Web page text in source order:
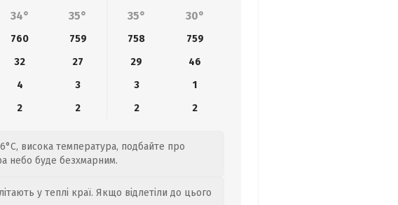
34° 35° 35° 30°
760 759 758
759
32 27 29
46
4 3 3
1
2 2 2 2
висока температура, подбайте про
небо буде безхмарним.
у теплі краї. Якщо відлетіли до цього